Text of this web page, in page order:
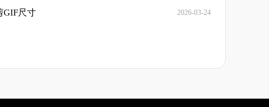
GIF尺寸 2026-03-24